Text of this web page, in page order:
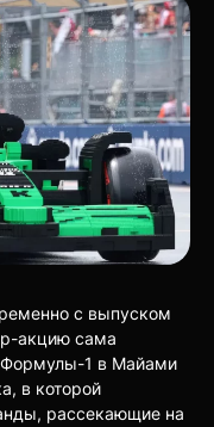
с выпуском
акцию сама
Формулы-1 в Майами
в которой
рассекающие на